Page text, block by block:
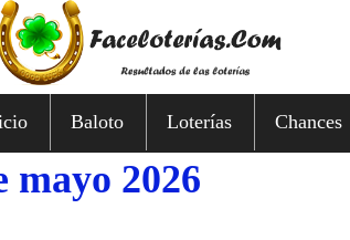
Baloto Loterías Chances
mayo 2026